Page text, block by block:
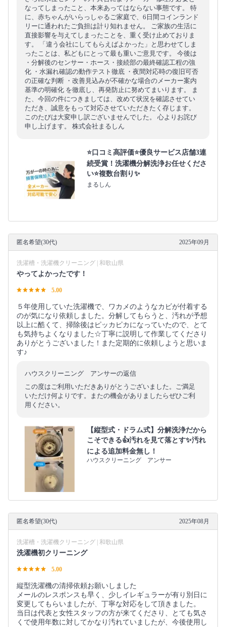
なってしまったこと、本来あってはならない事態です。 特
に、赤ちゃんがいらっしゃるご家庭で、6日間コインランド
リーに通われたご負担は計り知れません。 ご家族の生活に
直接影響を与えてしまったことを、重く受け止めておりま
す。 「違う会社にしてもらえばよかった」と思わせてしま
ったことは、私どもにとって最も重いご意見です。 今後は
・分解後のセンサー・ホース・接続部の最終確認工程の強
化 ・水漏れ確認の動作テスト徹底 ・夜間対応時の復旧可否
の正確な判断 ・改善見込みが不確かな場合のメーカー案内
基準の明確化 を徹底し、再発防止に努めてまいります。 ま
た、今回の件につきましては、改めて状況を確認させてい
ただき、誠意をもって対応させていただきたく存じます。
このたびは大変申し訳ございませんでした。 心よりお詫び
申し上げます。 株式会社まるしん
⭐口コミ高評価⭐優良サービス店舗3連
続受賞！洗濯機分解洗浄お任せくださ
い⭐複数台割り✨
まるしん
匿名希望(30代) 2025年09月
洗濯槽・洗濯機クリーニング | 和歌山県
やってよかったです！
5.00
５年使用していた洗濯機で、ワカメのようなカビが付着する
のが気になり依頼しました。分解してもらうと、汚れが予想
以上に酷くて、掃除後はピッカピカになっていたので、とて
も気持ちよくなりました☆丁寧に説明して作業してくださり
ありがとうございました！また定期的に依頼しようと思いま
す♪
ハウスクリーニング アンサーの返信
この度はご利用いただきありがとうございました。ご満足
いただけ何よりです。またの機会がありましたらぜひご利
用ください。
【縦型式・ドラム式】分解洗浄だから
こそできる👍汚れを見て落とす✨汚れ
による追加料金無し！
ハウスクリーニング アンサー
匿名希望(30代) 2025年08月
洗濯槽・洗濯機クリーニング | 和歌山県
洗濯機初クリーニング
5.00
縦型洗濯機の清掃依頼お願いしました
メールのレスポンスも早く、少しイレギュラーが有り別日に
変更してもらいましたが、丁寧な対応をして頂きました。
当日は代表と女性スタッフの方が来てくださり、とても気さ
くで使用年数に対してかなり汚れていましたが、今後使用し